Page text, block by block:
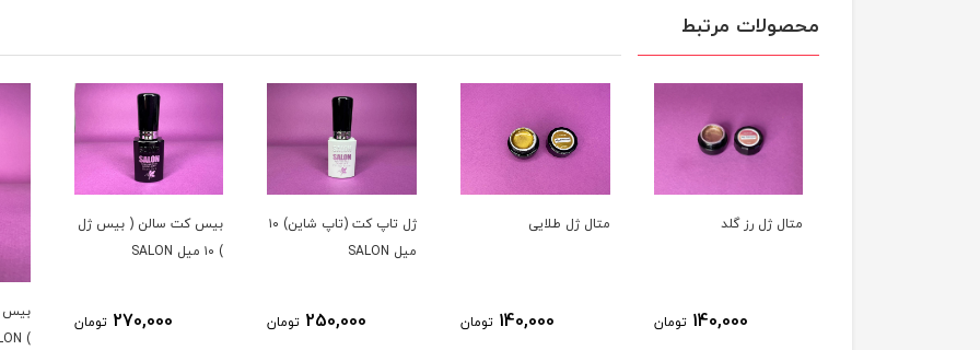
محصولات مرتبط
متال ژل رز گلد
140,000 تومان
متال ژل طلایی
140,000 تومان
ژل تاپ کت (تاپ شاين) ۱۰
میل SALON
250,000 تومان
بیس کت سالن ( بیس ژل
) ۱۰ میل SALON
270,000 تومان
بیس
) SALON